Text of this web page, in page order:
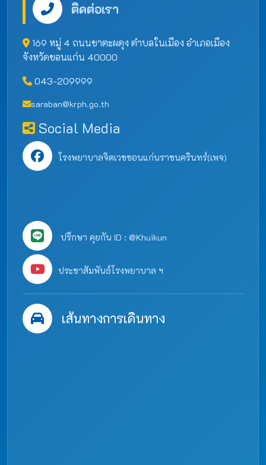
ติดต่อเรา
169 หมู่ 4 ถนนชาตะผดุง ตำบลในเมือง อำเภอเมือง
จังหวัดขอนแก่น 40000
043-209999
saraban@krph.go.th
Social Media
โรงพยาบาลจิตเวชขอนแก่นราชนครินทร์(เพจ)
ปรึกษา คุยกัน ID : @Khuikun
ประชาสัมพันธ์โรงพยาบาล ฯ
เส้นทางการเดินทาง